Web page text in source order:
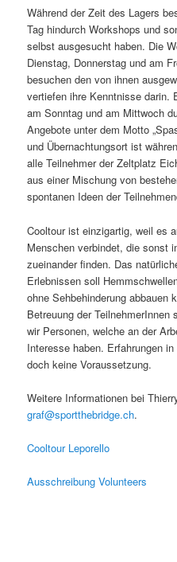
Während der Zeit des Lagers
Tag hindurch Workshops und
selbst ausgesucht haben. Die
Dienstag, Donnerstag und am
besuchen den von ihnen
vertiefen ihre Kenntnisse darin.
am Sonntag und am Mittwoch
Angebote unter dem Motto
und Übernachtungsort ist
alle Teilnehmer der Zeltplatz
aus einer Mischung von
spontanen Ideen der
Cooltour ist einzigartig, weil es
Menschen verbindet, die sonst
zueinander finden. Das
Erlebnissen soll
ohne Sehbehinderung abbauen
Betreuung der
wir Personen, welche an der
Interesse haben. Erfahrungen
doch keine Voraussetzung.
Weitere Informationen bei
graf@sportthebridge.ch.
Cooltour Leporello
Ausschreibung Volunteers